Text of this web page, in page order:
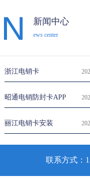
新闻中心
ews center
浙江电销卡
昭通电销防封卡APP
丽江电销卡安装
联系方式：